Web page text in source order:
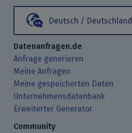
Deutsch / Deutschland
Datenanfragen.de
Anfrage generieren
Meine Anfragen
Meine gespeicherten Daten
Unternehmensdatenbank
Erweiterter Generator
Community